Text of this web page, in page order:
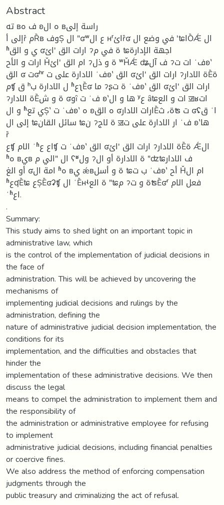
Abstract
ته ʙف ه ʚه ال ʙراسة إلى
إلى أȑ مȐʙ وفȘ ال ʺʛʷع ال ʜʳائȑʛ في وضع ال ʹʨاȌǼ ال
ʱي و الق ʛارات الق ʹائ ॽة في م ʨاجهة الإدارة
ارات و الأح Ȟام الق ʹائ ॽة و ذل ʷȞǼ ʥف آل ॽات ت ʻفʚʽ
الق ʛ تʛʰʳ الادارة على ت ʻفʚʽ الق ʛارات الق ʹائ ॽة الادارȄة
مʧ ق ʰل الادارة ب ʱعʅȄʛ ما ॽʂة ت ʻفʚʽ الق ʛارات الق ʹائ
ॽة الادارȄة و ش ʛوȋ ت ʻف ʚʽها و ال ʸع ȃʨات و الع ॼʁات
و ال ʱي تعȘʽ ت ʻفʚʽ ه ʚه الق ʛارات الادارȄة، ثʦ ت ʛʢق ʻا
إلى ال ʨسائل القان ʨن ॽة لاج ॼار الادارة على ت ʻف ʚʽها
ȑ
عʧ الام ʻʱاع عʧ ت ʻفʚʽ الق ʛارات الق ʹائ ॽة الادارȄة Ǽال
ʱه ʙيʙ ال ʺالي م ʕʶول ॽة الادارة أو ال ʺʣʨف الادار
أو الغ ʛامة ال ʱه ʙي ǽʙة و أسل ʨب ت ʻفʚʽ أح Ȟام ال
ʱعʠȄʨ عȘȄʛʡʧ ال ʻȄʜʵة الع ʺʨم ॽة و تʦȄʛʳ فعل الام
ʻʱاع.
.
Summary:
This study aims to shed light on an important topic in
administrative law, which
is the control of the implementation of judicial decisions in
the face of
administration. This will be achieved by uncovering the
mechanisms of
implementing judicial decisions and rulings by the
administration, defining the
nature of administrative judicial decision implementation, the
conditions for its
implementation, and the difficulties and obstacles that
hinder the
implementation of these administrative decisions. We then
discuss the legal
means to compel the administration to implement them and
the responsibility of
the administration or administrative employee for refusing
to implement
administrative judicial decisions, including financial penalties
or coercive fines.
We also address the method of enforcing compensation
judgments through the
public treasury and criminalizing the act of refusal.